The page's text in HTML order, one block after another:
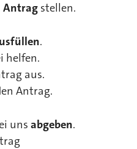
Antrag stellen.
.
helfen.
aus.
Antrag.
uns abgeben.